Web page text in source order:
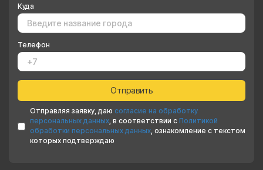
Куда
Телефон
Отправляя заявку, даю согласие на обработку
персональных данных, в соответствии с Политикой
обработки персональных данных, ознакомление с текстом
которых подтверждаю